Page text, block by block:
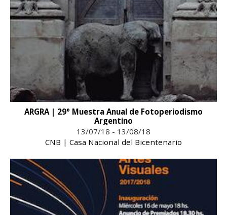
ARGRA | 29° Muestra Anual de Fotoperiodismo
Argentino
13/07/18 - 13/08/18
CNB | Casa Nacional del Bicentenario